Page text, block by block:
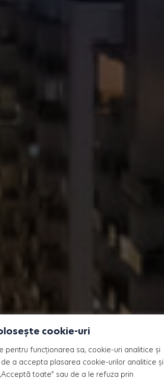
cookie-uri
pentru funcționarea sa, cookie-uri analitice și
a accepta plasarea cookie-urilor analitice și
toate” sau de a le refuza prin